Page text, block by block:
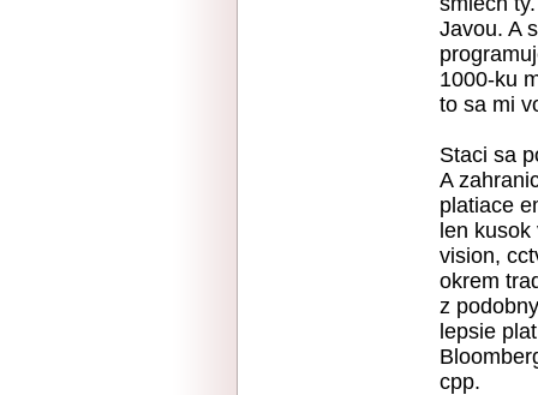
Javou. A
1000-ku
to sa mi
Staci sa
A
platiace
len
vision,
okrem
z
lepsie
cpp.